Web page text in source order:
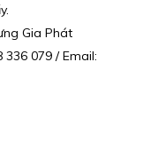
Gia Phát
079 / Email: